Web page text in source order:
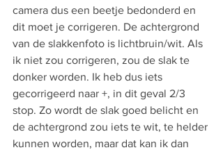
camera dus een beetje bedonderd en
dit moet je corrigeren. De achtergrond
van de slakkenfoto is lichtbruin/wit. Als
ik niet zou corrigeren, zou de slak te
donker worden. Ik heb dus iets
gecorrigeerd naar +, in dit geval 2/3
stop. Zo wordt de slak goed belicht en
de achtergrond zou iets te wit, te helder
kunnen worden, maar dat kan ik dan